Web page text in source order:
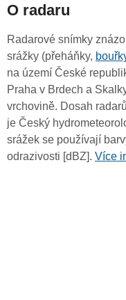
O radaru
Radarové snímky
srážky (přeháňky,
na území České
Praha v Brdech a
vrchovině. Dosah
je Český
srážek se používají
odrazivosti [dBZ]. Více